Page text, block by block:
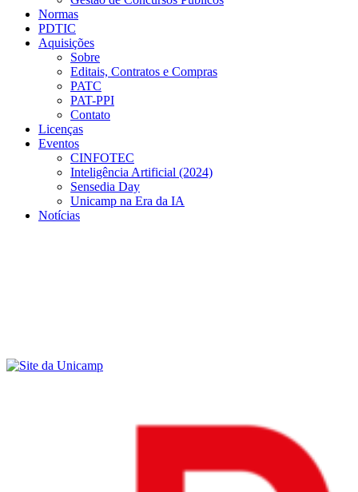
Normas
PDTIC
Aquisições
Sobre
Editais, Contratos e Compras
PATC
PAT-PPI
Contato
Licenças
Eventos
CINFOTEC
Inteligência Artificial (2024)
Sensedia Day
Unicamp na Era da IA
Notícias